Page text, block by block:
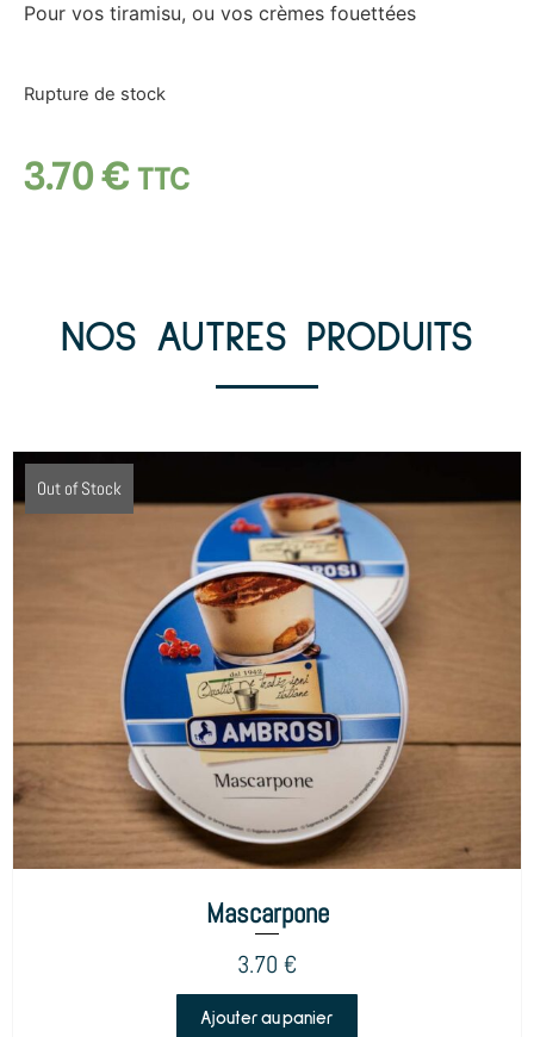
Pour vos tiramisu, ou vos crèmes fouettées
Rupture de stock
3.70€ TTC
NOS AUTRES PRODUITS
Out of Stock
Mascarpone
3.70 €
Ajouter au panier